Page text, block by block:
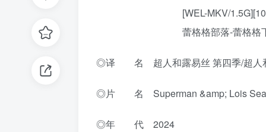
◎译 名 超人和露易丝 第四季/超人和
◎片 名 Superman &amp; Lois
◎年 代 2024